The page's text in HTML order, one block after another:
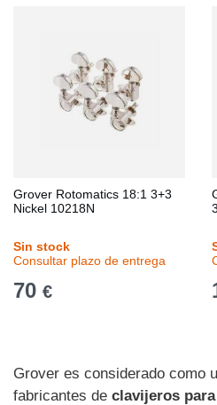
Grover Rotomatics 18:1 3+3
Nickel 10218N
Sin stock
Consultar plazo de entrega
70 €
Grover es considerado como
fabricantes de clavijeros